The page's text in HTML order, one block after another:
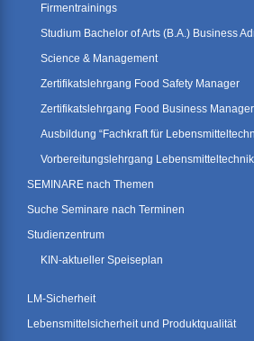
Firmentrainings
Studium Bachelor of Arts (B.A.) Business
Science & Management
Zertifikatslehrgang Food Safety Manager
Zertifikatslehrgang Food Business Manager
Ausbildung “Fachkraft für
Vorbereitungslehrgang
SEMINARE nach Themen
Suche Seminare nach Terminen
Studienzentrum
KIN-aktueller Speiseplan
LM-Sicherheit
Lebensmittelsicherheit und Produktqualität